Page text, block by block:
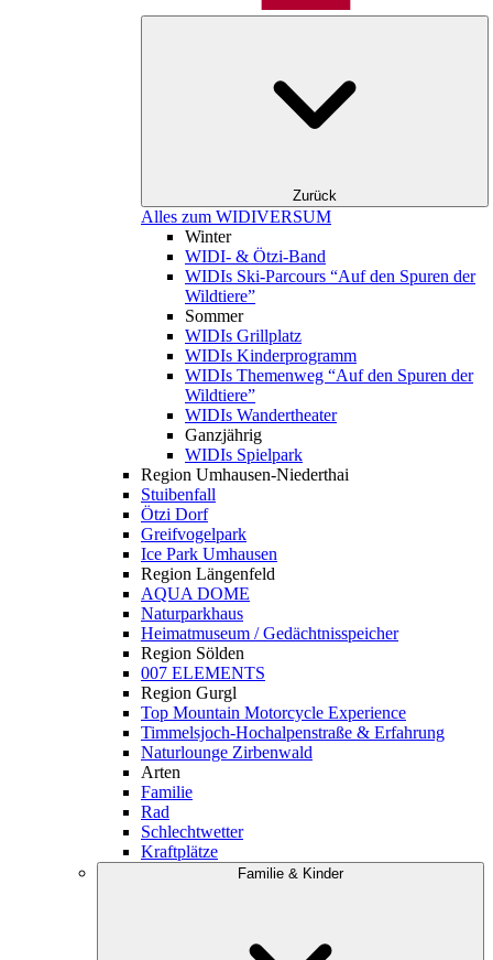
Zurück
Alles zum WIDIVERSUM
Winter
WIDI- & Ötzi-Band
WIDIs Ski-Parcours “Auf den Spuren der
Wildtiere”
Sommer
WIDIs Grillplatz
WIDIs Kinderprogramm
WIDIs Themenweg “Auf den Spuren der
Wildtiere”
WIDIs Wandertheater
Ganzjährig
WIDIs Spielpark
Region Umhausen-Niederthai
Stuibenfall
Ötzi Dorf
Greifvogelpark
Ice Park Umhausen
Region Längenfeld
AQUA DOME
Naturparkhaus
Heimatmuseum / Gedächtnisspeicher
Region Sölden
007 ELEMENTS
Region Gurgl
Top Mountain Motorcycle Experience
Timmelsjoch-Hochalpenstraße & Erfahrung
Naturlounge Zirbenwald
Arten
Familie
Rad
Schlechtwetter
Kraftplätze
Familie & Kinder